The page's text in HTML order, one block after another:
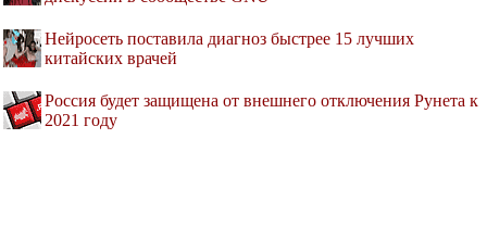
Нейросеть поставила диагноз быстрее 15 лучших
китайских врачей
Россия будет защищена от внешнего отключения Рунета к
2021 году